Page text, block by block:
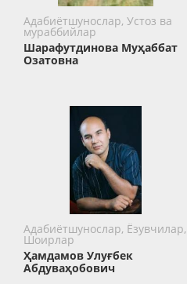
Адабиётшунослар, Устоз ва
мураббийлар
Шарафутдинова Муҳаббат
Озатовна
Адабиётшунослар, Ёзувчилар,
Шоирлар
Ҳамдамов Улуғбек
Абдуваҳобович